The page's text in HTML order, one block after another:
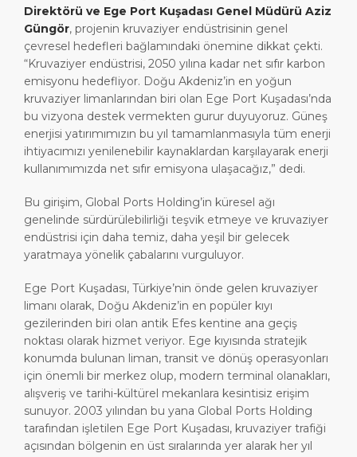
Direktörü ve Ege Port Kuşadası Genel Müdürü Aziz
Güngör, projenin kruvaziyer endüstrisinin genel
çevresel hedefleri bağlamındaki önemine dikkat çekti.
“Kruvaziyer endüstrisi, 2050 yılına kadar net sıfır karbon
emisyonu hedefliyor. Doğu Akdeniz’in en yoğun
kruvaziyer limanlarından biri olan Ege Port Kuşadası’nda
bu vizyona destek vermekten gurur duyuyoruz. Güneş
enerjisi yatırımımızın bu yıl tamamlanmasıyla tüm enerji
ihtiyacımızı yenilenebilir kaynaklardan karşılayarak enerji
kullanımımızda net sıfır emisyona ulaşacağız,” dedi.
Bu girişim, Global Ports Holding’in küresel ağı
genelinde sürdürülebilirliği teşvik etmeye ve kruvaziyer
endüstrisi için daha temiz, daha yeşil bir gelecek
yaratmaya yönelik çabalarını vurguluyor.
Ege Port Kuşadası, Türkiye’nin önde gelen kruvaziyer
limanı olarak, Doğu Akdeniz’in en popüler kıyı
gezilerinden biri olan antik Efes kentine ana geçiş
noktası olarak hizmet veriyor. Ege kıyısında stratejik
konumda bulunan liman, transit ve dönüş operasyonları
için önemli bir merkez olup, modern terminal olanakları,
alışveriş ve tarihi-kültürel mekanlara kesintisiz erişim
sunuyor. 2003 yılından bu yana Global Ports Holding
tarafından işletilen Ege Port Kuşadası, kruvaziyer trafiği
açısından bölgenin en üst sıralarında yer alarak her yıl